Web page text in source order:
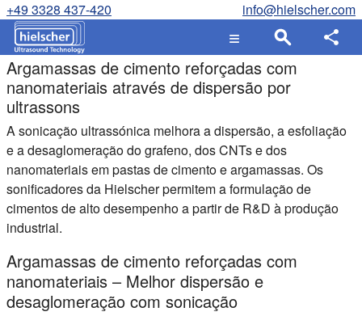
+49 3328 437-420 info@hielscher.com
Argamassas de cimento reforçadas com
nanomateriais através de dispersão por
ultrassons
A sonicação ultrassónica melhora a dispersão, a esfoliação
e a desaglomeração do grafeno, dos CNTs e dos
nanomateriais em pastas de cimento e argamassas. Os
sonificadores da Hielscher permitem a formulação de
cimentos de alto desempenho a partir de R&D à produção
industrial.
Argamassas de cimento reforçadas com
nanomateriais – Melhor dispersão e
desaglomeração com sonicação